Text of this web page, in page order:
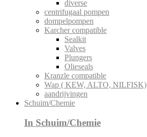
diverse
centrifugaal pompen
dompelpompen
Karcher compatible
Sealkit
Valves
Plungers
Olieseals
Kranzle compatible
Wap ( KEW, ALTO, NILFISK)
aandrijvingen
Schuim/Chemie
In Schuim/Chemie